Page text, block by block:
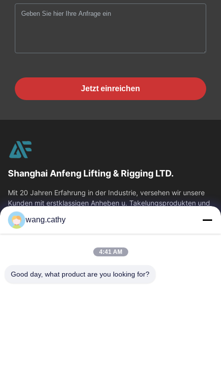
Jetzt einreichen
Shanghai Anfeng Lifting & Rigging LTD.
Mit 20 Jahren Erfahrung in der Industrie, versehen wir unsere
Kunden mit erstklassigen Anheben u. Takelungsprodukten und
kundenspezifischen...
Schnelllinks
Fabrik-Ausflug
Qualitätskontrolle
wang.cathy
4:41 AM
Good day, what product are you looking for?